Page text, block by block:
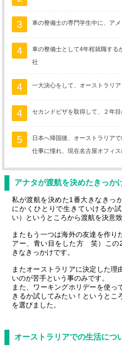
3 車の整備士の専門学生中に、ア
4
車の整備士として4年程就職する
社
4 一大決心をして、オーストラリ
4 セカンドビザを取得して、２年
5
日本へ帰国後、オーストラリア
仕事に憧れ、現在名古屋オフィ
アナタが渡航を決めたきっか
私が渡航を決めた1番大きなきっ
にかくひとりで生きていけるか
い）というところから渡航を決意致
またもう一つは海外の友達を作り
アー、青い目をした方 笑）この
きなきっかけです。
またオーストラリアに決定した理
いのが苦手という事のみです。
また、ワーキングホリデーを使っ
きるか試してみたい！というとこ
を選びました。
オーストラリアでの生活につ